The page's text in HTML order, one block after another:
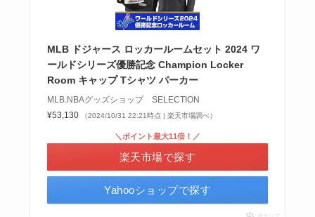
MLB ドジャース ロッカールームセット 2024 ワ
ールドシリーズ優勝記念 Champion Locker
Room キャップ Tシャツ パーカー
MLB.NBAグッズショップ SELECTION
¥53,130
（2024/10/31 22:21時点 | 楽天市場調べ）
＼ポイント最大11倍！／
楽天市場で探す
Yahooショップで探す